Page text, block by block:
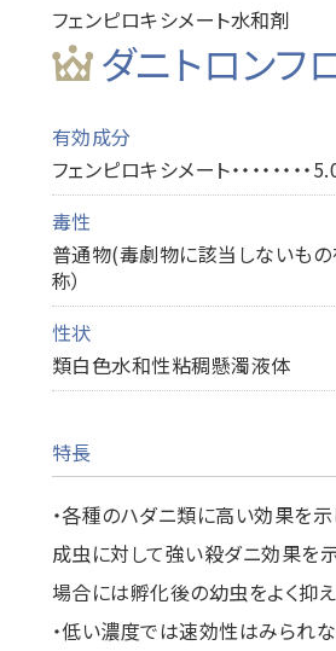
フェンピロキシメート水和剤
ダニトロンフ
有効成分
フェンピロキシメート・・・・・・・・
毒性
普通物(毒劇物に該当しないもの
称）
性状
類白色水和性粘稠懸濁液体
特長
・各種のハダニ類に高い効果を示
成虫に対して強い殺ダニ効果を
場合には孵化後の幼虫をよく抑え
・低い濃度では速効性はみられな